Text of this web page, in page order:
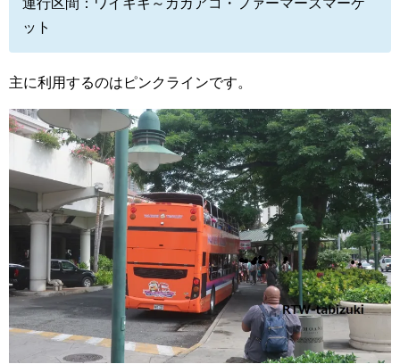
ット
主に利用するのはピンクラインです。